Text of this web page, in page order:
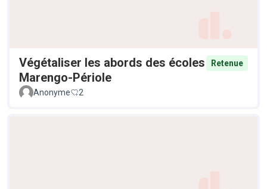
Végétaliser les abords des écoles
Marengo-Périole
Retenue
Anonyme 2